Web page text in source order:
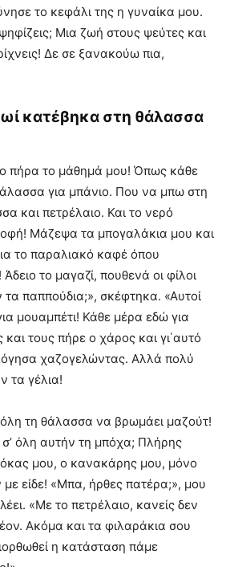
το κεφάλι της η γυναίκα μου.
Μια ζωή στους ψεύτες και
Δε σε ξανακούω πια,
κατέβηκα στη θάλασσα
πήρα το μάθημά μου! Όπως κάθε
για μπάνιο. Που να μπω στη
και πετρέλαιο. Και το νερό
Μάζεψα τα μπογαλάκια μου και
το παραλιακό καφέ όπου
το μαγαζί, πουθενά οι φίλοι
παππούδια;», σκέφτηκα. «Αυτοί
μουαμπέτι! Κάθε μέρα εδώ για
τους πήρε ο χάρος και γι΄αυτό
χαζογελώντας. Αλλά πολύ
τα γέλια!
όλη τη θάλασσα να βρωμάει μαζούτ!
σ’ όλη αυτήν τη μπόχα; Πλήρης
μου, ο κανακάρης μου, μόνο
με είδε! «Μπα, ήρθες πατέρα;», μου
«Με το πετρέλαιο, κανείς δεν
Ακόμα και τα φιλαράκια σου
η κατάσταση πάμε